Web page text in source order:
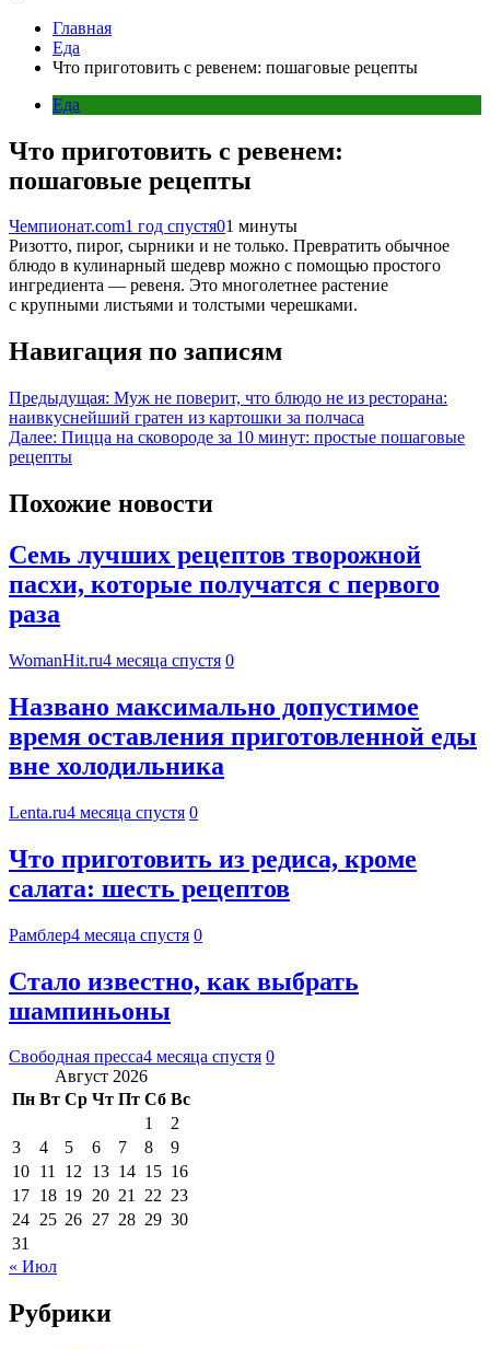
Главная
Еда
Что приготовить с ревенем: пошаговые рецепты
Еда
Что приготовить с ревенем:
пошаговые рецепты
Чемпионат.com1 год спустя01 минуты
Ризотто, пирог, сырники и не только. Превратить обычное
блюдо в кулинарный шедевр можно с помощью простого
ингредиента — ревеня. Это многолетнее растение
с крупными листьями и толстыми черешками.
Навигация по записям
Предыдущая: Муж не поверит, что блюдо не из ресторана:
наивкуснейший гратен из картошки за полчаса
Далее: Пицца на сковороде за 10 минут: простые пошаговые
рецепты
Похожие новости
Семь лучших рецептов творожной
пасхи, которые получатся с первого
раза
WomanHit.ru4 месяца спустя 0
Названо максимально допустимое
время оставления приготовленной еды
вне холодильника
Lenta.ru4 месяца спустя 0
Что приготовить из редиса, кроме
салата: шесть рецептов
Рамблер4 месяца спустя 0
Стало известно, как выбрать
шампиньоны
Свободная пресса4 месяца спустя 0
Август 2026
Пн Вт Ср Чт Пт Сб Вс
1
2
3
4 5 6 7 8
9
10 11 12 13 14 15 16
17 18 19 20 21 22 23
24 25 26 27 28 29 30
31
« Июл
Рубрики